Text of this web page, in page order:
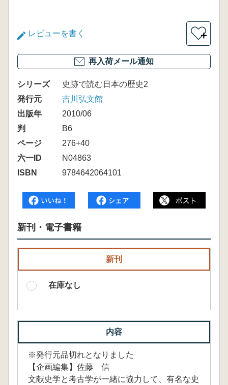
レビューを書く ＋
再入荷メール通知
シリーズ
史跡で読む日本の歴史2
発行元
吉川弘文館
出版年
2010/06
判
B6
ページ
276+40
六一ID
N04863
ISBN
9784642064101
新刊・電子書籍
新刊
在庫なし
内容
※発行元品切れとなりました
【企画編集】佐藤 信
文献史学と考古学が一緒に協力して、有名な史